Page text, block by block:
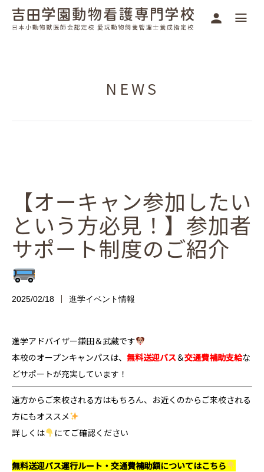
NEWS
【オーキャン参加したい
という方必見！】参加者
サポート制度のご紹介
2025/02/18 進学イベント情報
進学アドバイザー鎌田＆武蔵です
本校のオープンキャンパスは、 無料送迎バス＆交通費補助支給な
どサポートが充実しています！
遠方からご来校される方はもちろん、お近くのからご来校される
方にもオススメ
詳しくは
にてご確認ください
無料送迎バス運行ルート・交通費補助額についてはこちら